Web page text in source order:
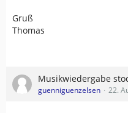
Gruß
Thomas
Musikwiedergabe
guenniguenzelsen 22.